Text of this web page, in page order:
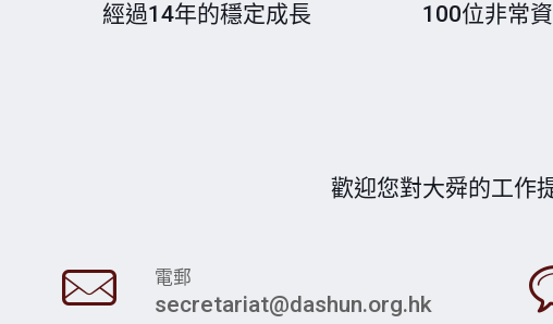
經過14年的穩定成長 100位非常
歡迎您對大舜的工作
電郵
secretariat@dashun.org.hk